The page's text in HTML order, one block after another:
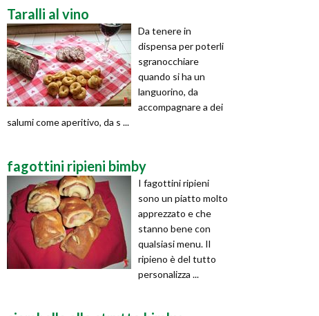
Taralli al vino
Da tenere in
dispensa per poterli
sgranocchiare
quando si ha un
languorino, da
accompagnare a dei
salumi come aperitivo, da s ...
fagottini ripieni bimby
I fagottini ripieni
sono un piatto molto
apprezzato e che
stanno bene con
qualsiasi menu. Il
ripieno è del tutto
personalizza ...